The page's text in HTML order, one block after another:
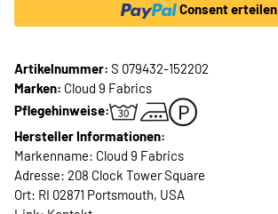
Consent erteilen
Artikelnummer: S 079432-152202
Marken: Cloud 9 Fabrics
Pflegehinweise:
Hersteller Informationen:
Markenname: Cloud 9 Fabrics
Adresse: 208 Clock Tower Square
Ort: RI 02871 Portsmouth, USA